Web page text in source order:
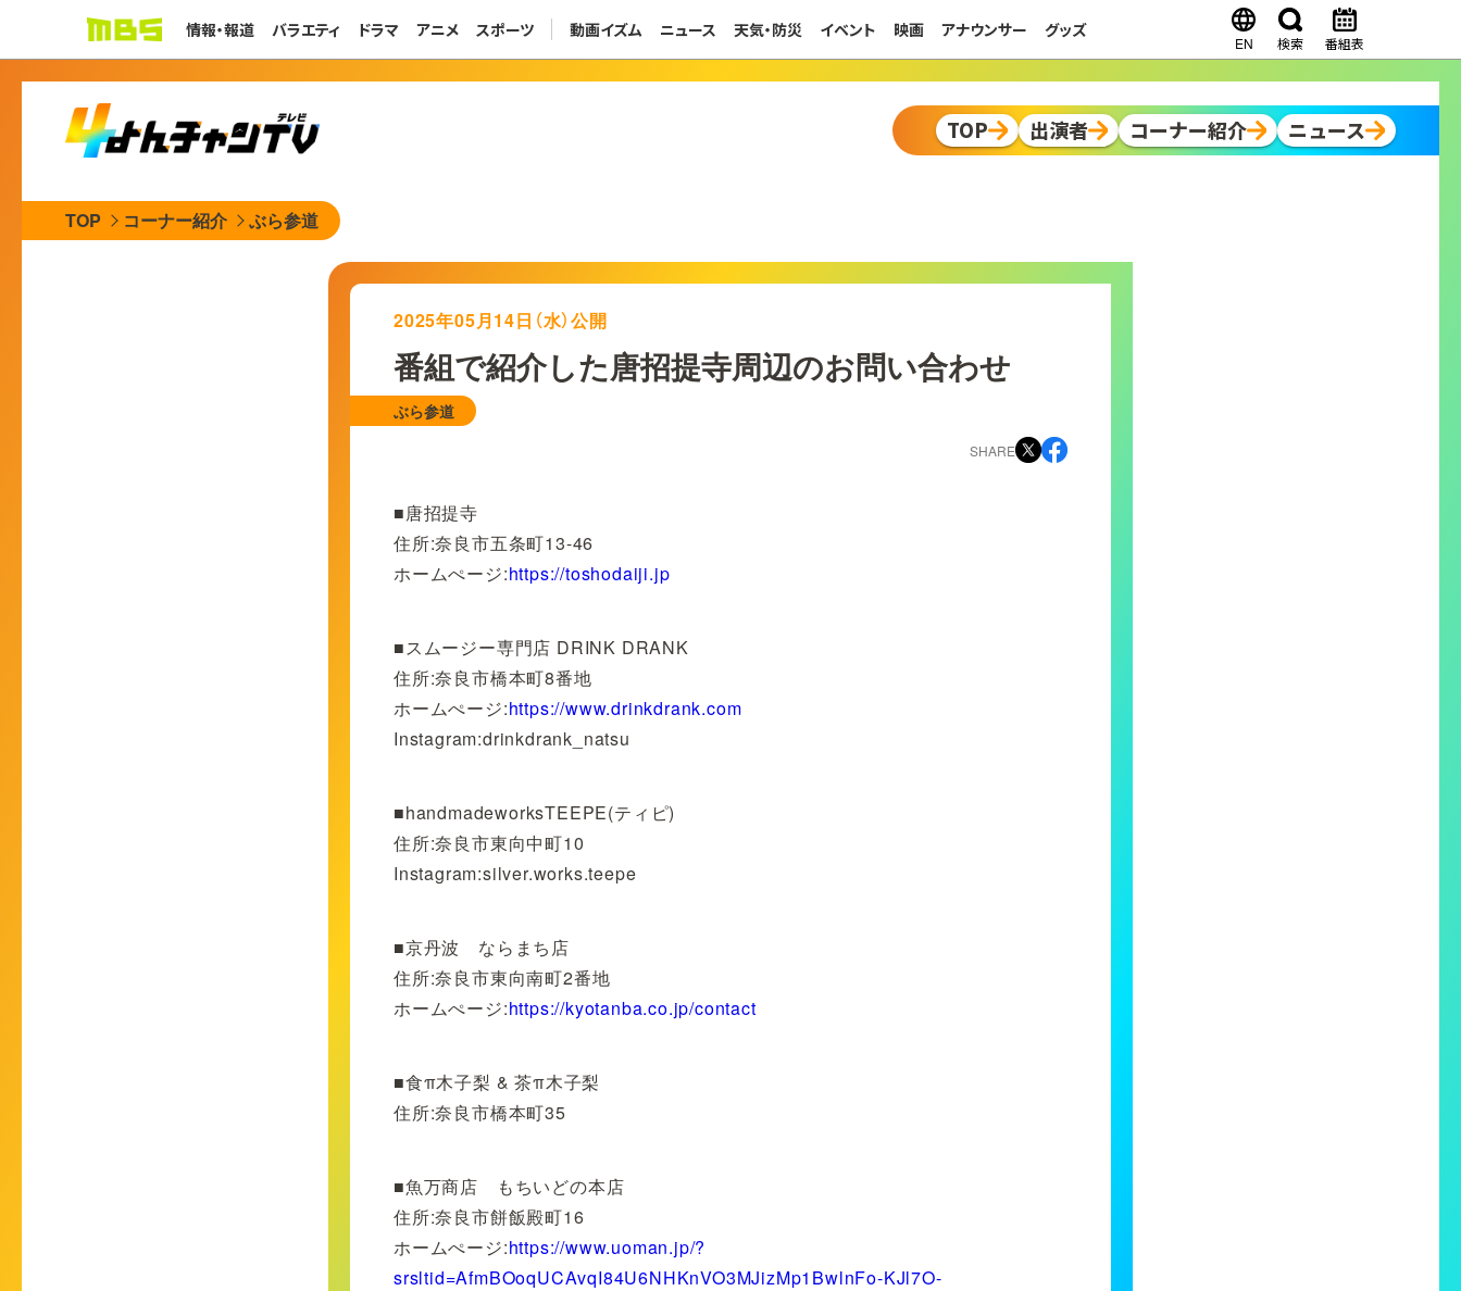
情報・報道 バラエティ ドラマ アニメ スポーツ 動画イズム ニュース 天気・防災 イベント 映画 アナウンサー グッズ
EN 検索 番組表
TOP 出演者 コーナー紹介 ニュース
TOP コーナー紹介 ぶら参道
2025年05月14日（水）公開
番組で紹介した唐招提寺周辺のお問い合わせ
ぶら参道
SHARE
■唐招提寺
住所:奈良市五条町13-46
ホームぺージ:https://toshodaiji.jp
■スムージー専門店 DRINK DRANK
住所:奈良市橋本町8番地
ホームぺージ:https://www.drinkdrank.com
Instagram:drinkdrank_natsu
■handmadeworksTEEPE(ティピ)
住所:奈良市東向中町10
Instagram:silver.works.teepe
■京丹波 ならまち店
住所:奈良市東向南町2番地
ホームぺージ:https://kyotanba.co.jp/contact
■食π木子梨 & 茶π木子梨
住所:奈良市橋本町35
■魚万商店 もちいどの本店
住所:奈良市餅飯殿町16
ホームぺージ:https://www.uoman.jp/?
srsltid=AfmBOoqUCAvqI84U6NHKnVO3MJizMp1BwlnFo-KJl7O-